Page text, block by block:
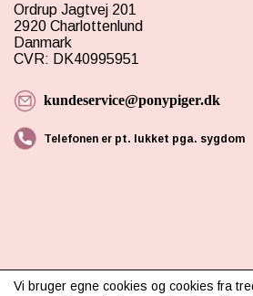
Ordrup Jagtvej 201
2920 Charlottenlund
Danmark
CVR: DK40995951
kundeservice@ponypiger.dk
Telefonen er pt. lukket pga. sygdom
INFORMATION
Vi bruger egne cookies og cookies fra